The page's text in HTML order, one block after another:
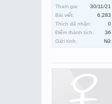
Tham gia:
30/11/21
Bài viết:
6,283
Thích đã nhận:
0
Điểm thành tích:
36
Giới tính:
Nữ